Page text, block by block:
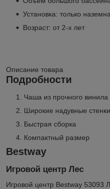
Установка: только
Возраст: от 2-х лет
Описание товара
Подробности
Чаша из прочного винила
Широкие надувные стенки
Быстрая сборка
Компактный размер
Bestway
Игровой центр Лес
Игровой центр Bestway 53093